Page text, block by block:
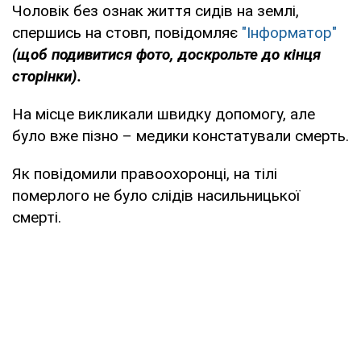
Чоловік без ознак життя сидів на землі,
спершись на стовп, повідомляє "Інформатор"
(щоб подивитися фото, доскрольте до кінця
сторінки).
На місце викликали швидку допомогу, але
було вже пізно – медики констатували смерть.
Як повідомили правоохоронці, на тілі
померлого не було слідів насильницької
смерті.